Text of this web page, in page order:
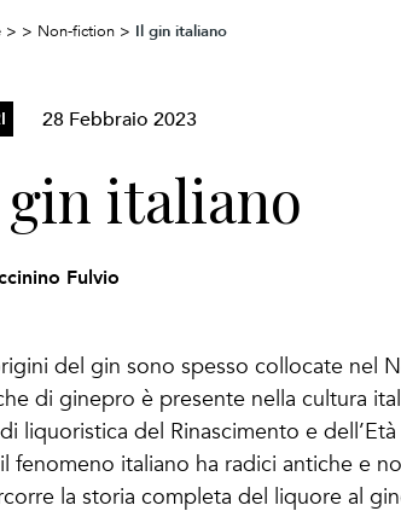
> > Non-fiction > Il gin italiano
28 Febbraio 2023
italiano
Fulvio
del gin sono spesso collocate nel
di ginepro è presente nella cultura
liquoristica del Rinascimento e
fenomeno italiano ha radici antiche e
la storia completa del liquore al